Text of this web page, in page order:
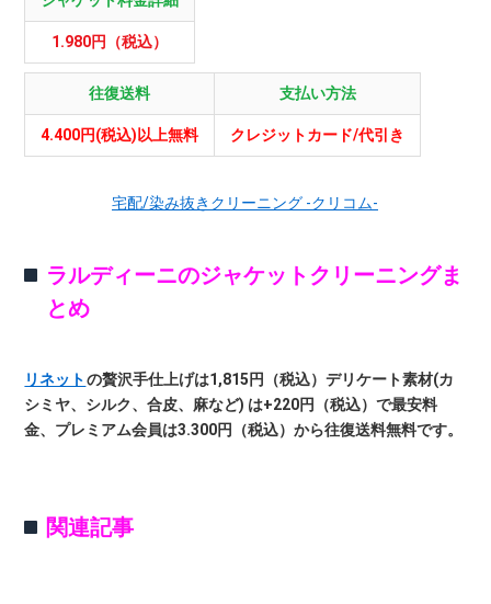
1.980円（税込）
往復送料 支払い方法
4.400円(税込)以上無料 クレジットカード/代引き
宅配/染み抜きクリーニング -クリコム-
ラルディーニのジャケットクリーニングま
とめ
リネット の贅沢手仕上げは1,815円（税込）デリケート素材(カ
シミヤ、シルク、合皮、麻など) は+220円（税込）で最安料
金、プレミアム会員は3.300円（税込）から往復送料無料です。
関連記事